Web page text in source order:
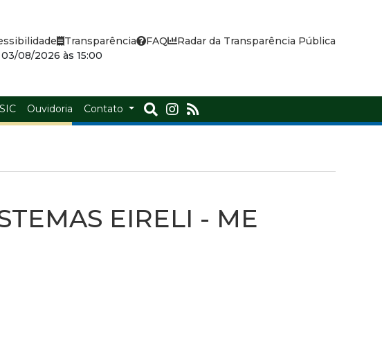
Transparência FAQ Radar da Transparência Pública
08/2026 às 15:00
Ouvidoria Contato
EIRELI - ME